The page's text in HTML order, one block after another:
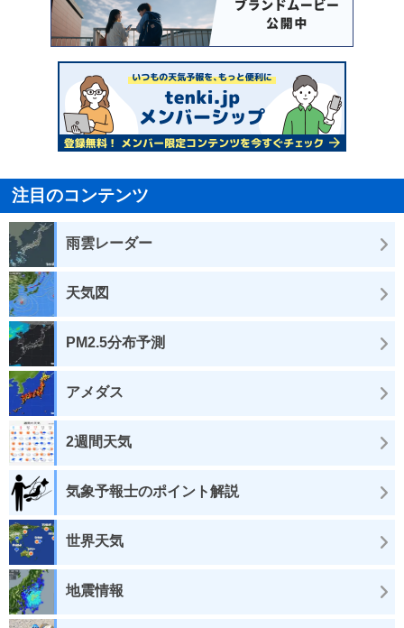
注目のコンテンツ
雨雲レーダー
天気図
PM2.5分布予測
アメダス
2週間天気
気象予報士のポイント解説
世界天気
地震情報